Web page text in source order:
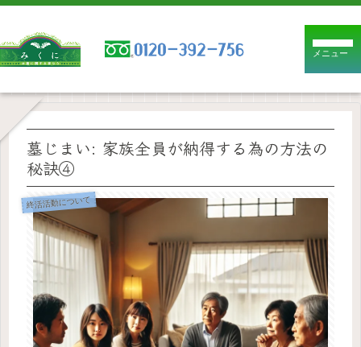
メニュー
墓じまい: 家族全員が納得する為の方法の
秘訣④
終活活動について